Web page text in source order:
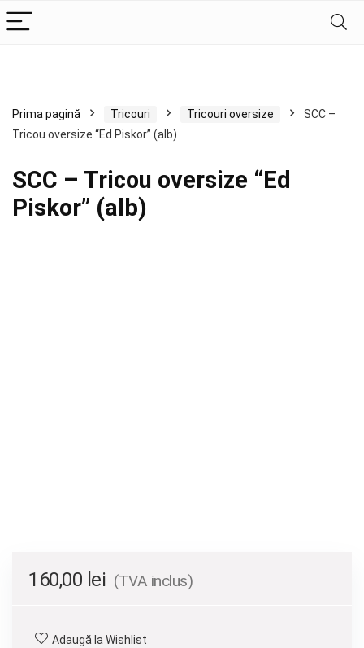
Prima pagină Tricouri Tricouri oversize
SCC –
Tricou oversize “Ed Piskor” (alb)
SCC – Tricou oversize “Ed
Piskor” (alb)
160,00 lei (TVA inclus)
Adaugă la Wishlist